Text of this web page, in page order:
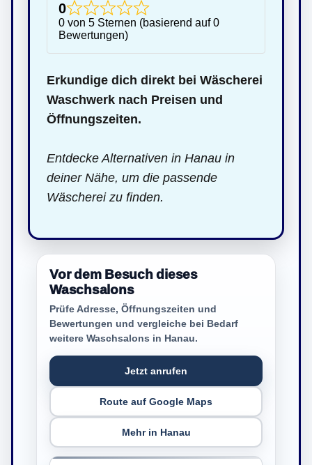
0
0 von 5 Sternen (basierend auf 0
Bewertungen)
Erkundige dich direkt bei Wäscherei
Waschwerk nach Preisen und
Öffnungszeiten.
Entdecke Alternativen in Hanau in
deiner Nähe, um die passende
Wäscherei zu finden.
Vor dem Besuch dieses
Waschsalons
Prüfe Adresse, Öffnungszeiten und
Bewertungen und vergleiche bei Bedarf
weitere Waschsalons in Hanau.
Jetzt anrufen
Route auf Google Maps
Mehr in Hanau